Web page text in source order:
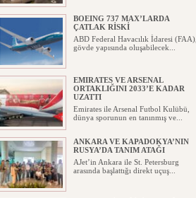
BOEING 737 MAX’LARDA
ÇATLAK RİSKİ
ABD Federal Havacılık İdaresi (FAA),
gövde yapısında oluşabilecek...
EMIRATES VE ARSENAL
ORTAKLIĞINI 2033’E KADAR
UZATTI
Emirates ile Arsenal Futbol Kulübü,
dünya sporunun en tanınmış ve...
ANKARA VE KAPADOKYA’NIN
RUSYA’DA TANIM ATAĞI
AJet’in Ankara ile St. Petersburg
arasında başlattığı direkt uçuş...